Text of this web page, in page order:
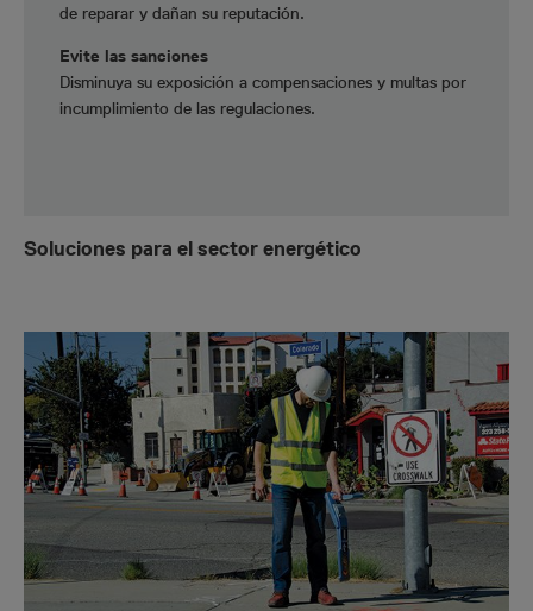
de reparar y dañan su reputación.
Evite las sanciones
Disminuya su exposición a compensaciones y multas por
incumplimiento de las regulaciones.
Soluciones para el sector energético